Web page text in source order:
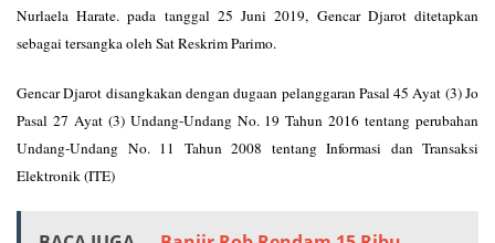
Nurlaela Harate. pada tanggal 25 Juni 2019, Gencar Djarot ditetapkan
sebagai tersangka oleh Sat Reskrim Parimo.
Gencar Djarot disangkakan dengan dugaan pelanggaran Pasal 45 Ayat (3) Jo
Pasal 27 Ayat (3) Undang-Undang No. 19 Tahun 2016 tentang perubahan
Undang-Undang No. 11 Tahun 2008 tentang Informasi dan Transaksi
Elektronik (ITE)